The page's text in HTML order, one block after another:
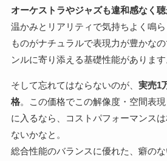
オーケストラやジャズも違和感なく
温かみとリアリティで気持ちよく鳴
ものがナチュラルで表現力が豊かな
ンルに寄り添える基礎性能があります
そして忘れてはならないのが、 実売1
格。この価格でこの解像度・空間表
に入るなら、コストパフォーマンス
ないかなと。
総合性能のバランスに優れた、癖の